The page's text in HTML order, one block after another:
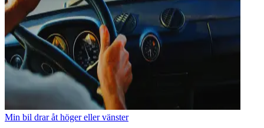
Min bil drar åt höger eller vänster